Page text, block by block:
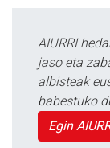
AIURRI
jaso eta
albisteak
babestuko
Egin